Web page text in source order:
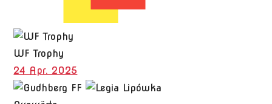
WF Trophy
24 Apr. 2025